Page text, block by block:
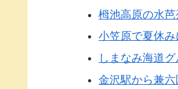
栂池高原の水
小笠原で夏休
しまなみ海道
金沢駅から兼